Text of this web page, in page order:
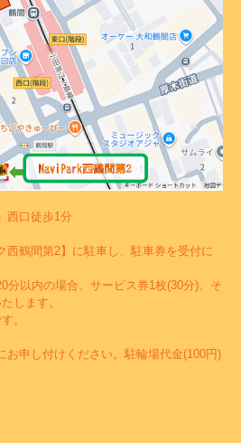
西口徒歩1分
西鶴間第2】に駐車し、駐車券を受付に
分以内の場合、サービス券1枚(30分)、そ
します。
。
お申し付けください。駐輪場代金(100円)